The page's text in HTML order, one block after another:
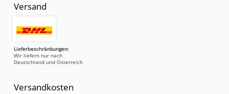
Versand
Lieferbeschränkungen:
Wir liefern nur nach
Deutschland und Österreich
Versandkosten